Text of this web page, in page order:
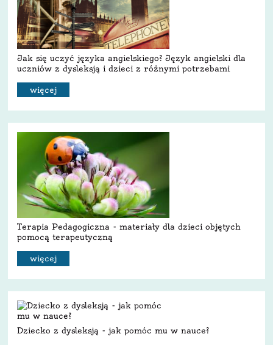
Jak się uczyć języka angielskiego? Język angielski dla
uczniów z dysleksją i dzieci z różnymi potrzebami
więcej
Terapia Pedagogiczna - materiały dla dzieci objętych
pomocą terapeutyczną
więcej
Dziecko z dysleksją - jak pomóc mu w nauce?